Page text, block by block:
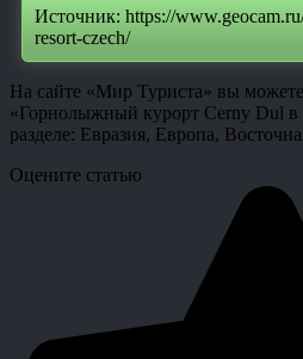
Источник: https://
resort-czech/
На сайте «Мир Туриста» вы
«Горнолыжный курорт Cerny Dul
разделе: Евразия, Европа,
Оцените статью